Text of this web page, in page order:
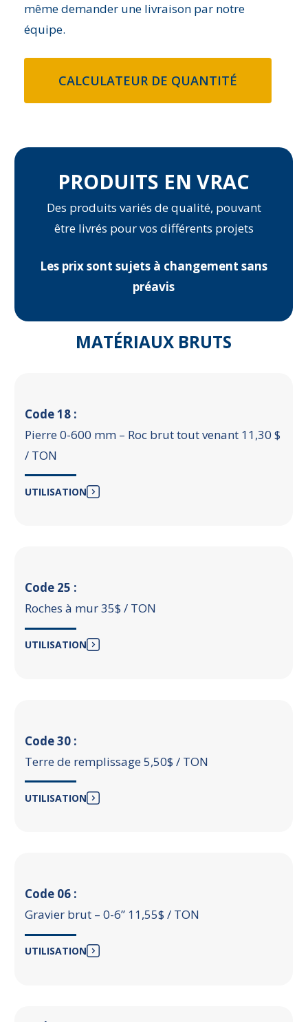
même demander une livraison par notre
équipe.
CALCULATEUR DE QUANTITÉ
PRODUITS EN VRAC
Des produits variés de qualité, pouvant
être livrés pour vos différents projets
Les prix sont sujets à changement sans
préavis
MATÉRIAUX BRUTS
Code 18 :
Pierre 0-600 mm – Roc brut tout venant 11,30 $
/ TON
UTILISATION
Code 25 :
Roches à mur 35$ / TON
UTILISATION
Code 30 :
Terre de remplissage 5,50$ / TON
UTILISATION
Code 06 :
Gravier brut – 0-6’’ 11,55$ / TON
UTILISATION